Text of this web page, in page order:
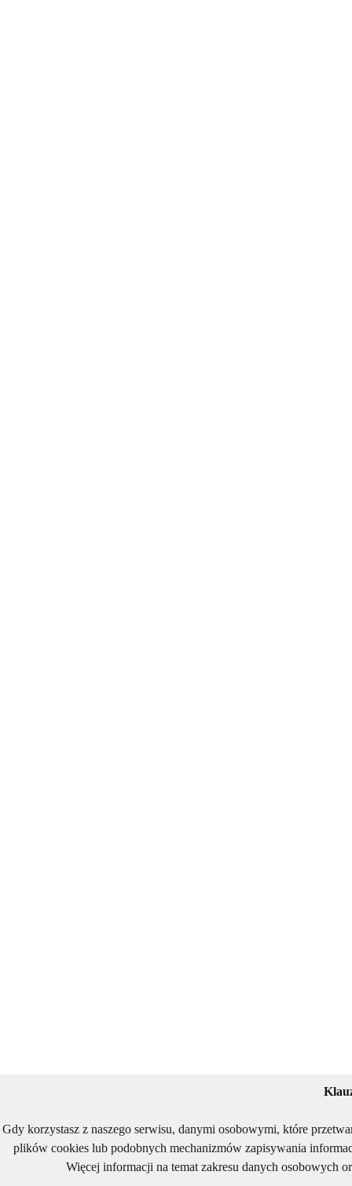
Gdy korzystasz z naszego serwisu, danymi osobowymi, które
plików cookies lub podobnych mechanizmów zapisywania
Więcej informacji na temat zakresu danych osobowych